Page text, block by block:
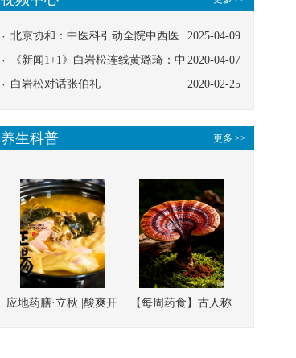
2025-04-09
北京协和：中医科引动全院中西医
协同
2020-04-07
《新闻1+1》白岩松连线黄璐琦：中
医救治的临床效果
2020-02-25
白岩松对话张伯礼
更多 >>
养生科普
应地药膳·立秋 |酸爽开
【每周药食】古人称